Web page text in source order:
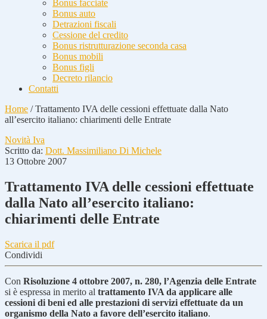
Bonus facciate
Bonus auto
Detrazioni fiscali
Cessione del credito
Bonus ristrutturazione seconda casa
Bonus mobili
Bonus figli
Decreto rilancio
Contatti
Home /Trattamento IVA delle cessioni effettuate dalla Nato
all’esercito italiano: chiarimenti delle Entrate
Novità Iva
Scritto da: Dott. Massimiliano Di Michele
13 Ottobre 2007
Trattamento IVA delle cessioni effettuate
dalla Nato all’esercito italiano:
chiarimenti delle Entrate
Scarica il pdf
Condividi
Con Risoluzione 4 ottobre 2007, n. 280, l’Agenzia delle Entrate
si è espressa in merito al trattamento IVA da applicare alle
cessioni di beni ed alle prestazioni di servizi effettuate da un
organismo della Nato a favore dell’esercito italiano.